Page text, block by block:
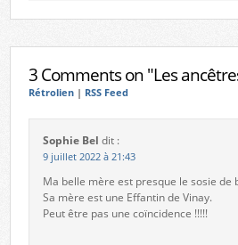
3 Comments on "Les
Rétrolien | RSS Feed
Sophie Bel dit :
9 juillet 2022 à 21:43
Ma belle mère est presque le sosie
Sa mère est une Effantin de Vinay.
Peut être pas une coïncidence !!!!!